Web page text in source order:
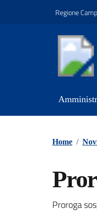
Regione
Home /
Proroga